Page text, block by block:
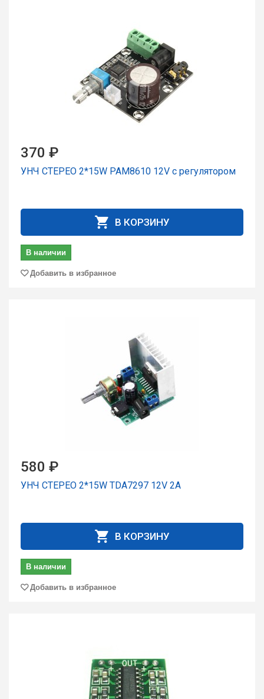
370 ₽
УНЧ СТЕРЕО 2*15W PAM8610 12V с регулятором
В КОРЗИНУ
В наличии
Добавить в избранное
580 ₽
УНЧ СТЕРЕО 2*15W TDA7297 12V 2A
В КОРЗИНУ
В наличии
Добавить в избранное